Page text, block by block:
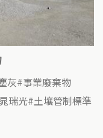
灰 事業廢棄物
晁瑞光 土壤管制標準